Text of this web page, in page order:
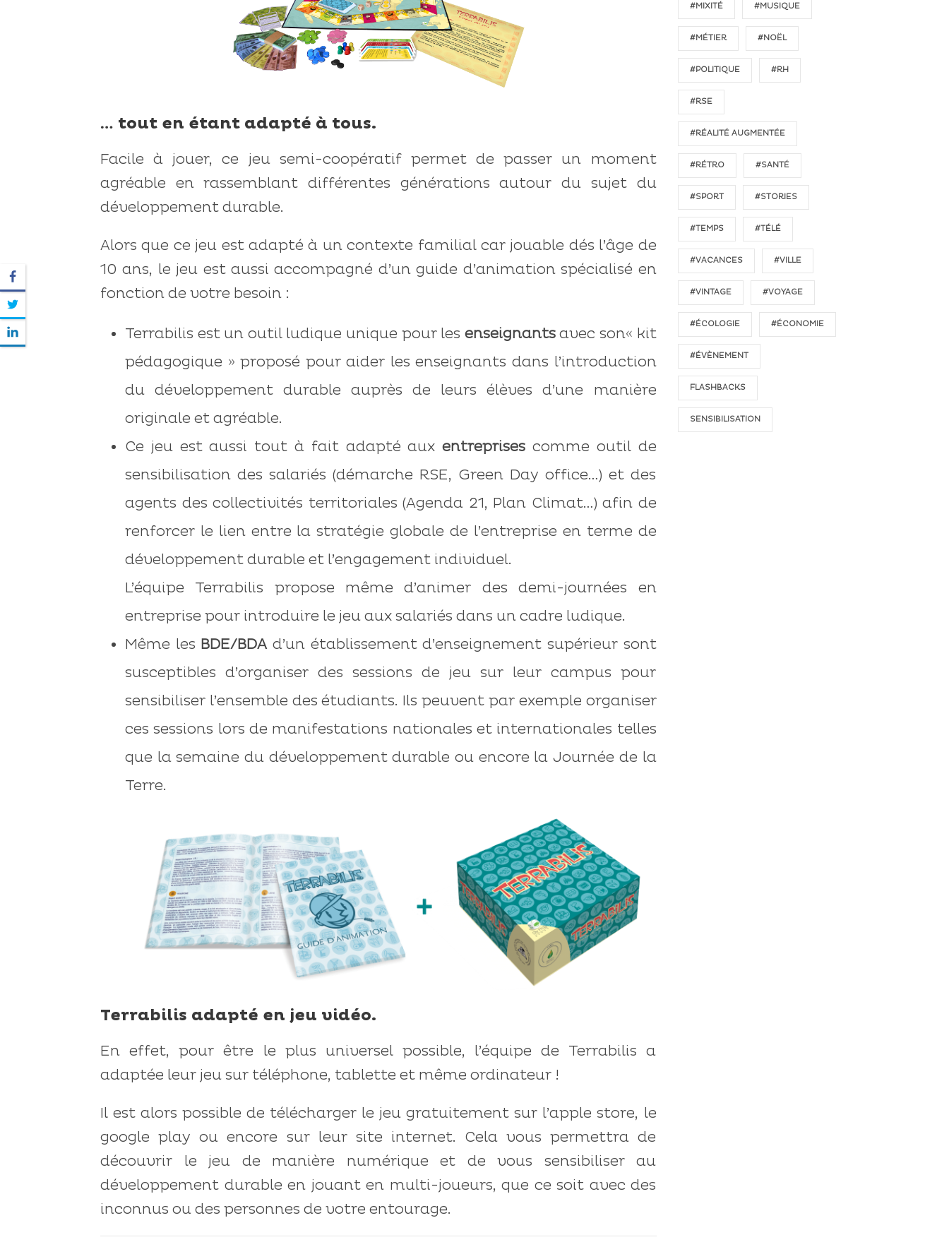
… tout en étant adapté à tous.
Facile à jouer, ce jeu semi-coopératif permet de passer un moment
agréable en rassemblant différentes générations autour du sujet du
développement durable.
Alors que ce jeu est adapté à un contexte familial car jouable dés l’âge de
10 ans, le jeu est aussi accompagné d’un guide d’animation spécialisé en
fonction de votre besoin :
Terrabilis est un outil ludique unique pour les enseignantsavec son« kit
pédagogique » proposé pour aider les enseignants dans l’introduction
du développement durable auprès de leurs élèves d’une manière
originale et agréable.
Ce jeu est aussi tout à fait adapté auxentreprises comme outil de
sensibilisation des salariés (démarche RSE, Green Day office…) et des
agents des collectivités territoriales (Agenda 21, Plan Climat…) afin de
renforcer le lien entre la stratégie globale de l’entreprise en terme de
développement durable et l’engagement individuel.
L’équipe Terrabilis propose même d’animer des demi-journées en
entreprise pour introduire le jeu aux salariés dans un cadre ludique.
Même les BDE/BDAd’un établissement d’enseignement supérieur sont
susceptibles d’organiser des sessions de jeu sur leur campus pour
sensibiliser l’ensemble des étudiants. Ils peuvent par exemple organiser
ces sessions lors de manifestations nationales et internationales telles
que la semaine du développement durable ou encore la Journée de la
Terre.
Terrabilis adapté en jeu vidéo.
En effet, pour être le plus universel possible, l’équipe de Terrabilis a
adaptée leur jeu sur téléphone, tablette et même ordinateur !
Il est alors possible de télécharger le jeu gratuitement sur l’apple store, le
google play ou encore sur leur site internet. Cela vous permettra de
découvrir le jeu de manière numérique et de vous sensibiliser au
développement durable en jouant en multi-joueurs, que ce soit avec des
inconnus ou des personnes de votre entourage.
#MIXITÉ #MUSIQUE
#MÉTIER #NOËL
#POLITIQUE #RH
#RSE
#RÉALITÉ AUGMENTÉE
#RÉTRO #SANTÉ
#SPORT #STORIES
#TEMPS #TÉLÉ
#VACANCES #VILLE
#VINTAGE #VOYAGE
#ÉCOLOGIE #ÉCONOMIE
#ÉVÈNEMENT
FLASHBACKS
SENSIBILISATION